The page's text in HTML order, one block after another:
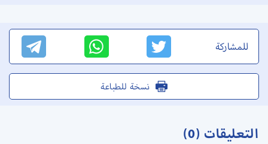
للمشاركة
نسخة للطباعة
التعليقات (0)